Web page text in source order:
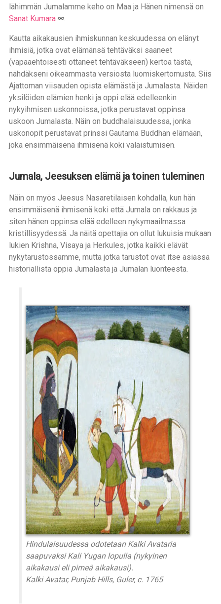
lähimmän Jumalamme keho on Maa ja Hänen nimensä on
Sanat Kumara
.
Kautta aikakausien ihmiskunnan keskuudessa on elänyt
ihmisiä, jotka ovat elämänsä tehtäväksi saaneet
(vapaaehtoisesti ottaneet tehtäväkseen) kertoa tästä,
nähdäkseni oikeammasta versiosta luomiskertomusta. Siis
Ajattoman viisauden opista elämästä ja Jumalasta. Näiden
yksilöiden elämien henki ja oppi elää edelleenkin
nykyihmisen uskonnoissa, jotka perustavat oppinsa
uskoon Jumalasta. Näin on buddhalaisuudessa, jonka
uskonopit perustavat prinssi Gautama Buddhan elämään,
joka ensimmäisenä ihmisenä koki valaistumisen.
Jumala, Jeesuksen elämä ja toinen tuleminen
Näin on myös Jeesus Nasaretilaisen kohdalla, kun hän
ensimmäisenä ihmisenä koki että Jumala on rakkaus ja
siten hänen oppinsa elää edelleen nykymaailmassa
kristillisyydessä. Ja näitä opettajia on ollut lukuisia mukaan
lukien Krishna, Visaya ja Herkules, jotka kaikki elävät
nykytarustossamme, mutta jotka tarustot ovat itse asiassa
historiallista oppia Jumalasta ja Jumalan luonteesta.
Hindulaisuudessa odotetaan Kalki Avataria
saapuvaksi Kali Yugan lopulla (nykyinen
aikakausi eli pimeä aikakausi).
Kalki Avatar, Punjab Hills, Guler, c. 1765